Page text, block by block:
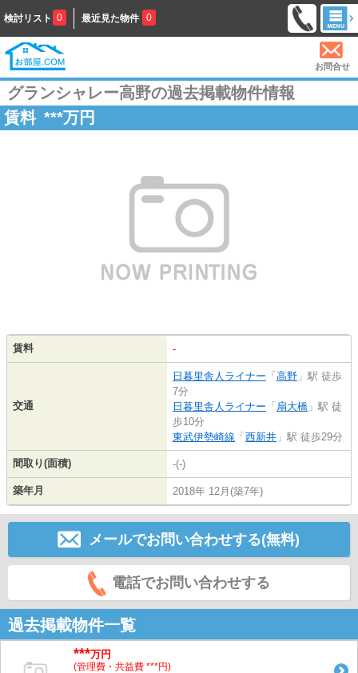
検討リスト 0 最近見た物件 0
お問合せ
グランシャレー高野の過去掲載物件情報
賃料 ***万円
賃料 -
交通
日暮里舎人ライナー 「 高野 」駅 徒歩
7分
日暮里舎人ライナー 「 扇大橋 」駅 徒
歩10分
東武伊勢崎線 「 西新井 」駅 徒歩29分
間取り(面積) -(-)
築年月 2018年 12月(築7年)
メールでお問い合わせする(無料)
電話でお問い合わせする
過去掲載物件一覧
***万円
(管理費・共益費 ***円)